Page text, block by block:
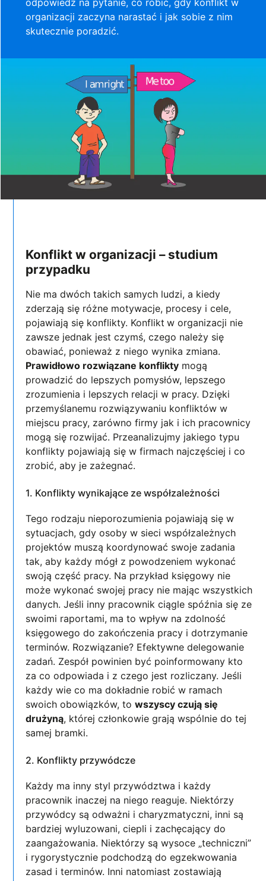
organizacji zaczyna narastać i jak sobie z nim
skutecznie poradzić.
Konflikt w organizacji – studium
przypadku
Nie ma dwóch takich samych ludzi, a kiedy
zderzają się różne motywacje, procesy i cele,
pojawiają się konflikty. Konflikt w organizacji nie
zawsze jednak jest czymś, czego należy się
obawiać, ponieważ z niego wynika zmiana.
Prawidłowo rozwiązane konflikty mogą
prowadzić do lepszych pomysłów, lepszego
zrozumienia i lepszych relacji w pracy. Dzięki
przemyślanemu rozwiązywaniu konfliktów w
miejscu pracy, zarówno firmy jak i ich pracownicy
mogą się rozwijać. Przeanalizujmy jakiego typu
konflikty pojawiają się w firmach najczęściej i co
zrobić, aby je zażegnać.
1. Konflikty wynikające ze współzależności
Tego rodzaju nieporozumienia pojawiają się w
sytuacjach, gdy osoby w sieci współzależnych
projektów muszą koordynować swoje zadania
tak, aby każdy mógł z powodzeniem wykonać
swoją część pracy. Na przykład księgowy nie
może wykonać swojej pracy nie mając wszystkich
danych. Jeśli inny pracownik ciągle spóźnia się ze
swoimi raportami, ma to wpływ na zdolność
księgowego do zakończenia pracy i dotrzymanie
terminów. Rozwiązanie? Efektywne delegowanie
zadań. Zespół powinien być poinformowany kto
za co odpowiada i z czego jest rozliczany. Jeśli
każdy wie co ma dokładnie robić w ramach
swoich obowiązków, towszyscy czują się
drużyną, której członkowie grają wspólnie do tej
samej bramki.
2. Konflikty przywódcze
Każdy ma inny styl przywództwa i każdy
pracownik inaczej na niego reaguje. Niektórzy
przywódcy są odważni i charyzmatyczni, inni są
bardziej wyluzowani, ciepli i zachęcający do
zaangażowania. Niektórzy są wysoce „techniczni”
i rygorystycznie podchodzą do egzekwowania
zasad i terminów. Inni natomiast zostawiają